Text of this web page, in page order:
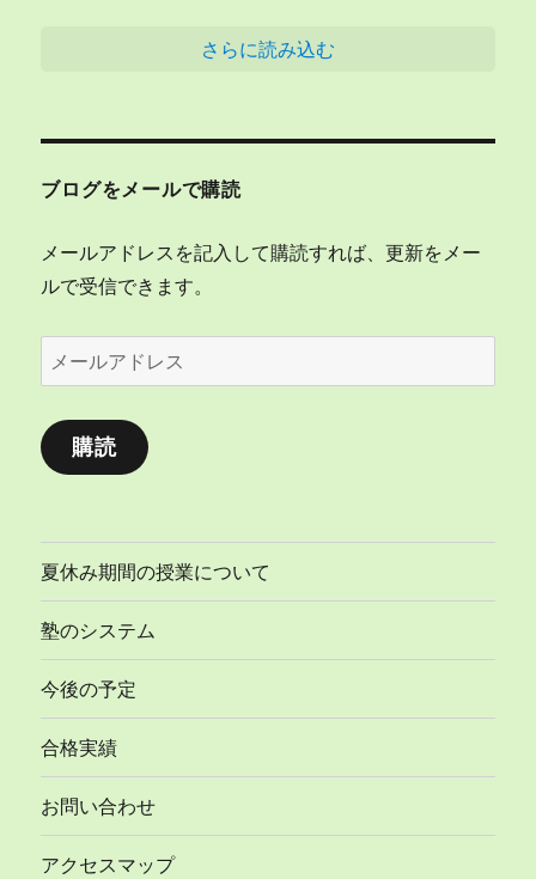
さらに読み込む
ブログをメールで購読
メールアドレスを記入して購読すれば、更新をメー
ルで受信できます。
ー
ル
ア
購読
夏休み期間の授業について
塾のシステム
今後の予定
合格実績
お問い合わせ
アクセスマップ